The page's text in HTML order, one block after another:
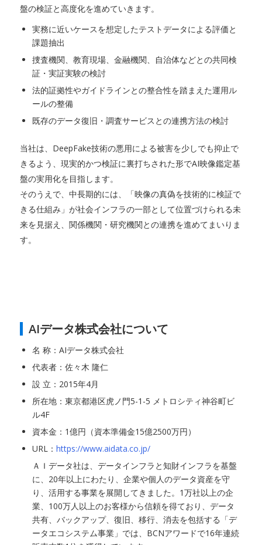
盤の検証と高度化を進めていきます。
実務に近いケースを想定したテストデータによる評価と
課題抽出
捜査機関、教育現場、金融機関、自治体などとの共同検
証・実証実験の検討
法的証拠性やガイドラインとの整合性を踏まえた運用ル
ールの整備
既存のデータ復旧・調査サービスとの連携方法の検討
当社は、DeepFake技術の悪用による被害を少しでも抑止で
きるよう、現実的かつ検証に裏打ちされた形でAI映像鑑定基
盤の実用化を目指します。
そのうえで、中長期的には、「映像の真偽を技術的に検証で
きる仕組み」が社会インフラの一部として位置づけられる未
来を見据え、関係機関・研究機関との連携を進めてまいりま
す。
AIデータ株式会社について
名 称：AIデータ株式会社
代表者：佐々木 隆仁
設 立：2015年4月
所在地：東京都港区虎ノ門5-1-5 メトロシティ神谷町ビ
ル4F
資本金：1億円（資本準備金15億2500万円）
URL： https://www.aidata.co.jp/
ＡＩデータ社は、データインフラと知財インフラを基盤
に、20年以上にわたり、企業や個人のデータ資産を守
り、活用する事業を展開してきました。1万社以上の企
業、100万人以上のお客様から信頼を得ており、データ
共有、バックアップ、復旧、移行、消去を包括する「デ
ータエコシステム事業」では、BCNアワードで16年連続